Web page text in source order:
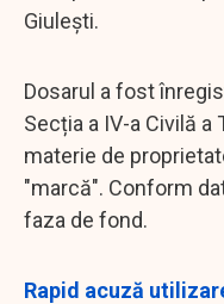
Giulești.
Dosarul a fost
Secția a IV-a Civilă a
materie de
"marcă". Conform
faza de fond.
Rapid acuză